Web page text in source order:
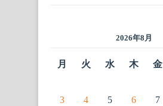
2026年8月
月 火 水 木 金
3
4 5 6 7